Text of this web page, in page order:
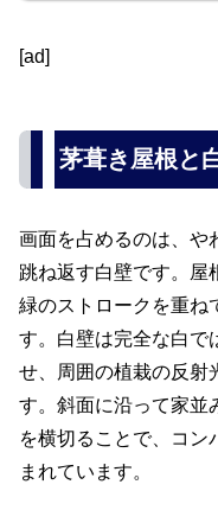
[ad]
茅葺き屋根と
画面を占めるのは、や
跳ね返す白壁です。屋
緑のストロークを重ね
す。白壁は完全な白で
せ、周囲の植栽の反射
す。斜面に沿って家並
を横切ることで、コン
まれています。